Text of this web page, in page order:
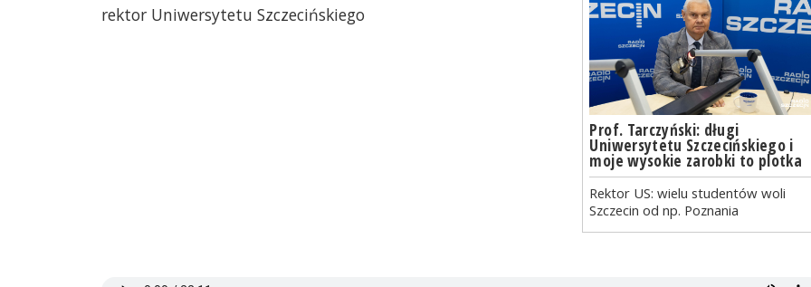
Prof. Tarczyński: długi
Uniwersytetu Szczecińskiego i
moje wysokie zarobki to plotka
Rektor US: wielu studentów woli
Szczecin od np. Poznania
rektor Uniwersytetu Szczecińskiego